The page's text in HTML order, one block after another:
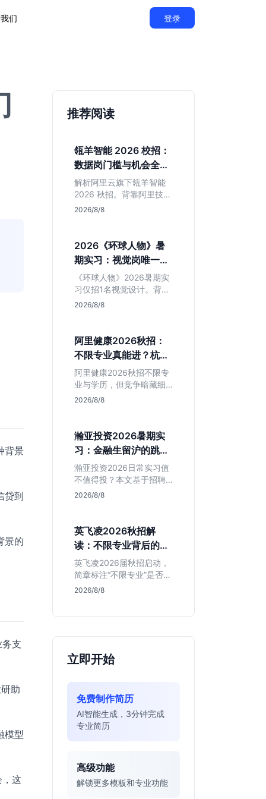
们 登录
背景
贷到
景的
支
助
模型
，这
推荐阅读
瓴羊智能 2026 校招：
数据岗门槛与机会全拆
解
解析阿里云旗下瓴羊智能
2026 秋招。背靠阿里技术
底座，主打 DaaS 业务。
估 B 端数据路线的成长曲
线与抗压挑战，助你判断
是否值得投递。
2026/8/8
2026《环球人物》暑
期实习：视觉岗唯一名
额值不值得冲？
《环球人物》2026暑期实
习仅招1名视觉设计。背靠
人民日报社，央媒背书极
简历、能接受严谨流程的
设计生，想进大厂快节奏
者慎投。
2026/8/8
阿里健康2026秋招：
不限专业真能进？杭州
大厂最后的捡漏机会
阿里健康2026秋招不限专
业与学历，但竞争暗藏细
节。本文解读其医疗赛道
帮应届生判断是否值得投
入。
2026/8/8
瀚亚投资2026暑期实
习：金融生留沪的跳板
还是坑？
瀚亚投资2026日常实习值
不值得投？本文基于招聘
简章分析：业务聚焦金融
需上海高含金量实习证
明、想接触真实资金流向
的金融生，不适合追求稳
定留用的同学。
2026/8/8
英飞凌2026秋招解
读：不限专业背后的门
槛与机会
英飞凌2026届秋招启动，
简章标注“不限专业”是否可
信？本文基于招聘简章，
断是否值得投入。
2026/8/8
立即开始
免费制作简历
AI智能生成，3分钟完成
专业简历
高级功能
解锁更多模板和专业功能